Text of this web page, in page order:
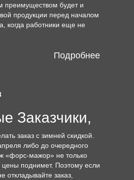
преимуществом будет и
продукции перед началом
когда работники еще не
Подробнее
Заказчики,
заказ с зимней скидкой.
либо до очередного
«форс-мажор» не только
цены поднимет. Поэтому если
откладывайте заказ,